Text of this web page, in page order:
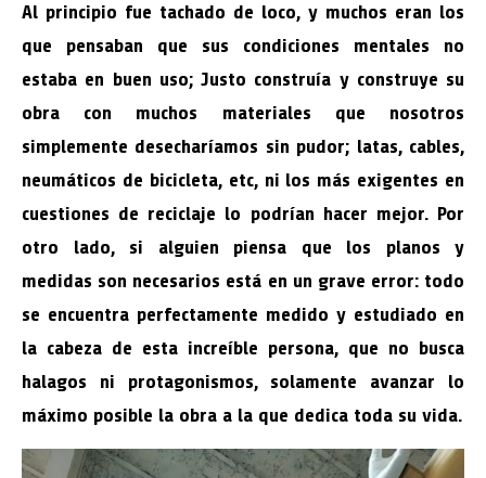
Al principio fue tachado de loco, y muchos eran los
que pensaban que sus condiciones mentales no
estaba en buen uso; Justo construía y construye su
obra con muchos materiales que nosotros
simplemente desecharíamos sin pudor; latas, cables,
neumáticos de bicicleta, etc, ni los más exigentes en
cuestiones de reciclaje lo podrían hacer mejor. Por
otro lado, si alguien piensa que los planos y
medidas son necesarios está en un grave error: todo
se encuentra perfectamente medido y estudiado en
la cabeza de esta increíble persona, que no busca
halagos ni protagonismos, solamente avanzar lo
máximo posible la obra a la que dedica toda su vida.